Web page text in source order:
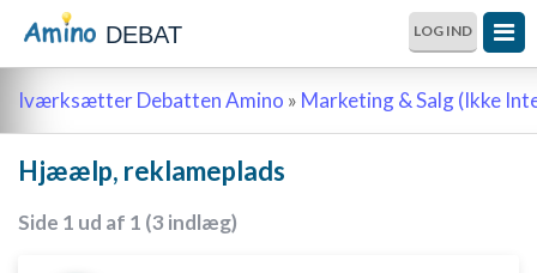
DEBAT LOG IND
Iværksætter Debatten Amino » Marketing & Salg (Ikke
Hjæælp, reklameplads
Side 1 ud af 1 (3 indlæg)